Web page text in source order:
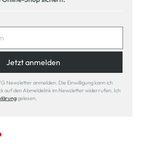
Jetzt anmelden
Newsletter anmelden. Die Einwilligung kann ich
auf den Abmeldelink im Newsletter widerrufen. Ich
gelesen.